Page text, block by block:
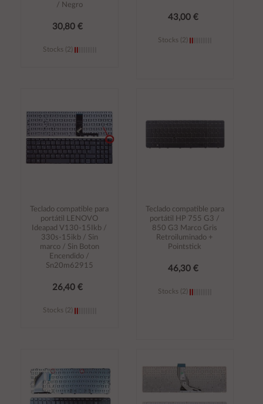
/ Negro
30,80 €
Stocks (2)
43,00 €
Stocks (2)
Teclado compatible para
portátil LENOVO
Ideapad V130-15Ikb /
330s-15ikb / Sin
marco / Sin Boton
Encendido /
Sn20m62915
26,40 €
Stocks (2)
carrito
Teclado compatible para
portátil HP 755 G3 /
850 G3 Marco Gris
Retroiluminado +
Pointstick
46,30 €
Stocks (2)
carrito